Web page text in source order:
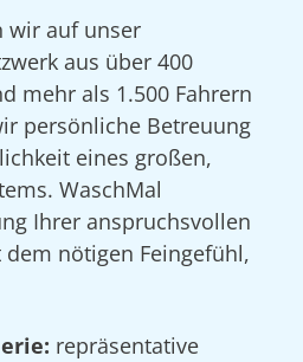
wir auf unser
aus über 400
mehr als 1.500 Fahrern
persönliche Betreuung
eines großen,
WaschMal
Ihrer anspruchsvollen
nötigen Feingefühl,
repräsentative